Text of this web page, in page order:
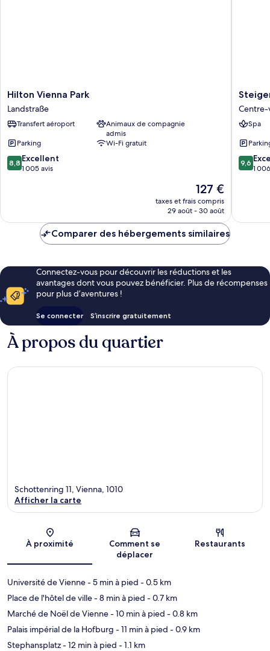
Hilton
Vienna
Park
Landstraße
Hilton Vienna Park
Landstraße
Transfert aéroport
Animaux de compagnie
admis
Parking
Wi-Fi gratuit
8.8
sur
8,8 Excellent
1 005 avis
Le
nouveau
prix
de
127 €
taxes et frais compris
29 août - 30 août
Hotel
Centre-
Centre-
Spa
9.6
sur
9,6
1
Comparer des hébergements similaires
Connectez-vous pour découvrir les réductions et les
avantages dont vous pouvez bénéficier. Plus de récompenses
pour plus d’aventures !
Se connecter S’inscrire gratuitement
À propos du quartier
Carte
Schottenring 11, Vienna, 1010
Afficher la carte
À proximité
Comment se
déplacer
Restaurants
Université de Vienne- 5 min à pied - 0.5 km
Place de l'hôtel de ville- 8 min à pied - 0.7 km
Marché de Noël de Vienne- 10 min à pied - 0.8 km
Palais impérial de la Hofburg - 11 min à pied - 0.9 km
Stephansplatz- 12 min à pied - 1.1 km